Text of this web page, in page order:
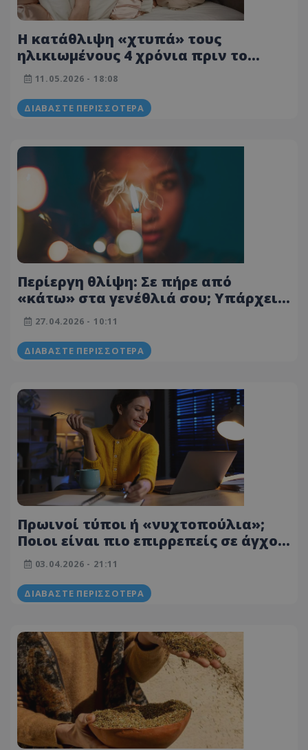
Η κατάθλιψη «χτυπά» τους
ηλικιωμένους 4 χρόνια πριν το
τέλος της ζωής – Νέα μελέτη
11.05.2026 - 18:08
ΔΙΑΒΆΣΤΕ ΠΕΡΙΣΣΌΤΕΡΑ
Περίεργη θλίψη: Σε πήρε από
«κάτω» στα γενέθλιά σου; Υπάρχει
εξήγηση
27.04.2026 - 10:11
ΔΙΑΒΆΣΤΕ ΠΕΡΙΣΣΌΤΕΡΑ
Πρωινοί τύποι ή «νυχτοπούλια»;
Ποιοι είναι πιο επιρρεπείς σε άγχος
και κατάθλιψη
03.04.2026 - 21:11
ΔΙΑΒΆΣΤΕ ΠΕΡΙΣΣΌΤΕΡΑ